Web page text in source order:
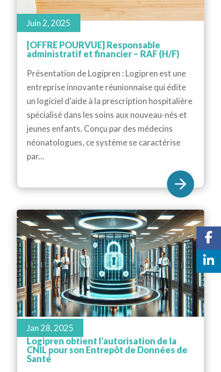
[OFFRE POURVUE] Responsable
administratif et financier – RAF (H/F)
Juin 2, 2025
Présentation de Logipren : Logipren est une
entreprise innovante réunionnaise qui édite
un logiciel d'aide à la prescription hospitalière
spécialisé dans les soins aux nouveau-nés et
jeunes enfants. Conçu par des médecins
néonatologues, ce système se caractérise
par...
Logipren obtient l’autorisation de la
CNIL pour son Entrepôt de Données de
Santé
Jan 28, 2025